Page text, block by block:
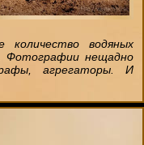
количество водяных
Фотографии нещадно
агрегаторы. И